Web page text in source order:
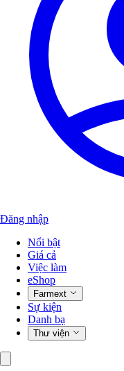
Đăng nhập
Nổi bật
Giá cả
Việc làm
eShop
Farmext
Sự kiện
Danh bạ
Thư viện